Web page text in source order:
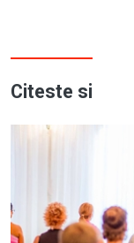
Citeste si